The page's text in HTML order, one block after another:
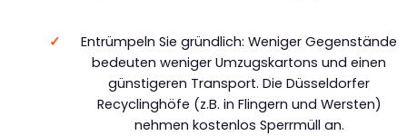
Entrümpeln Sie gründlich: Weniger Gegenstände
bedeuten weniger Umzugskartons und einen
günstigeren Transport. Die Düsseldorfer
Recyclinghöfe (z.B. in Flingern und Wersten)
nehmen kostenlos Sperrmüll an.